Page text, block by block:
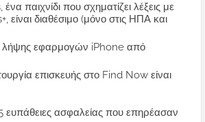
παιχνίδι που σχηματίζει λέξεις με
είναι διαθέσιμο (μόνο στις ΗΠΑ και
λήψης εφαρμογών iPhone από
επισκευής στο Find Now είναι
ευπάθειες ασφαλείας που επηρέασαν